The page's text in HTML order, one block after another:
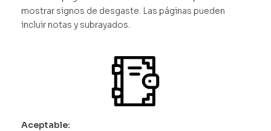
mostrar signos de desgaste. Las páginas pueden
incluir notas y subrayados.
Aceptable: